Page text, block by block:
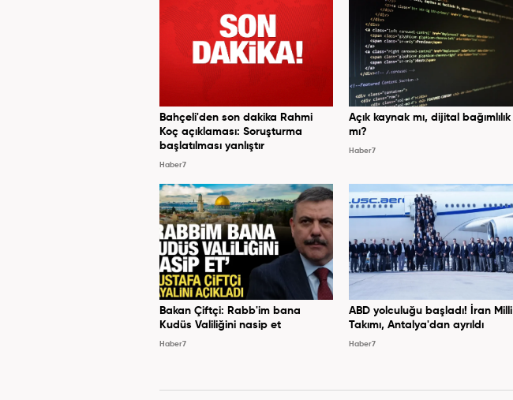
Bahçeli'den son dakika Rahmi
Koç açıklaması: Soruşturma
başlatılması yanlıştır
Haber7
Açık kaynak mı, dijital bağımlılık
mı?
Haber7
Bakan Çiftçi: Rabb'im bana
Kudüs Valiliğini nasip et
Haber7
ABD yolculuğu başladı! İran Milli
Takımı, Antalya'dan ayrıldı
Haber7